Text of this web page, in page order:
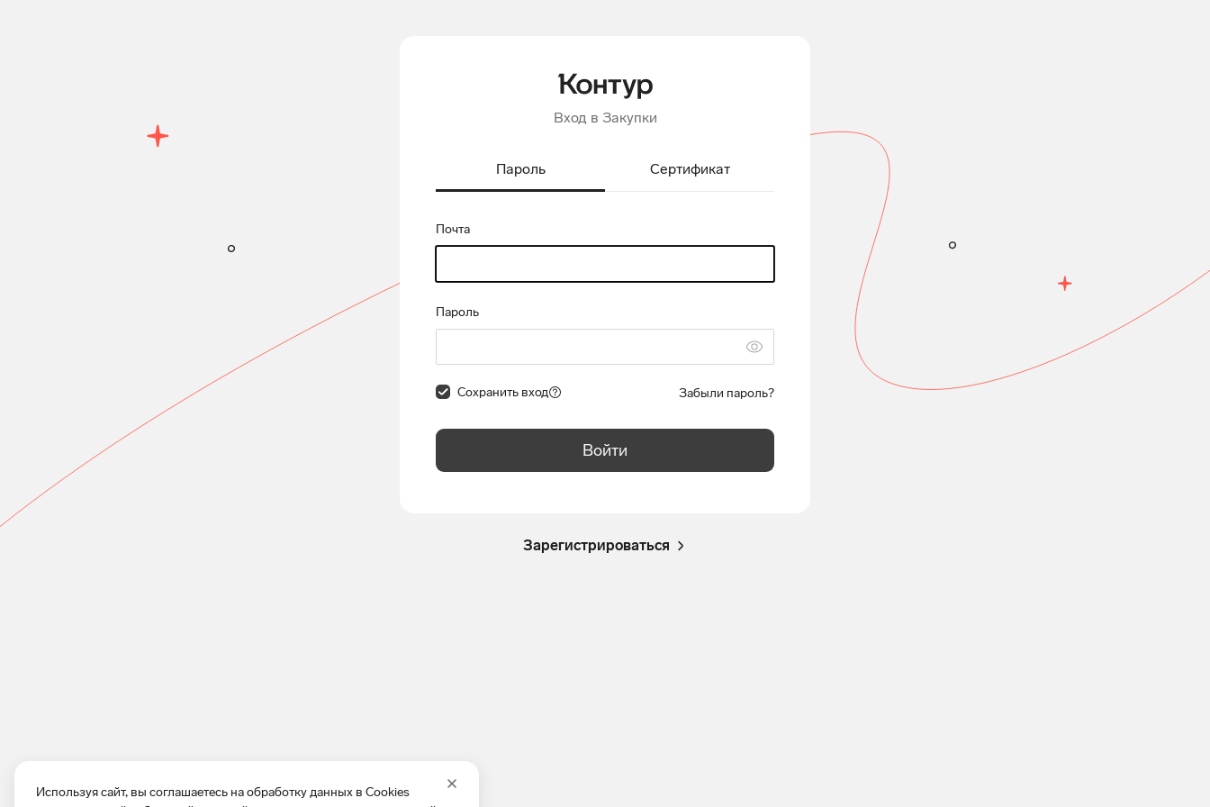
Используя сайт, вы соглашаетесь на обработку данных в Cookies
Вход в Закупки
Пароль Сертификат
Почта
Пароль
Сохранить вход Забыли пароль?
Войти
Зарегистрироваться